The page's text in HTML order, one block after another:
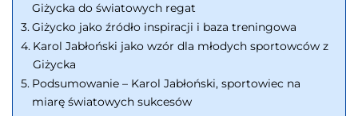
Giżycka do światowych regat
Giżycko jako źródło inspiracji i baza treningowa
Karol Jabłoński jako wzór dla młodych sportowców z
Giżycka
Podsumowanie – Karol Jabłoński, sportowiec na
miarę światowych sukcesów